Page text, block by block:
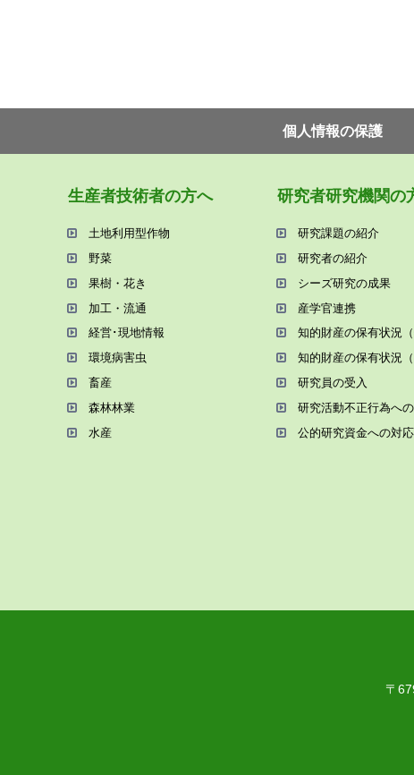
個⼈情報の保護
⽣産者技術者の⽅へ
⼟地利⽤型作物
野菜
果樹・花き
加⼯・流通
経営･現地情報
環境病害⾍
畜産
森林林業
⽔産
研究者研究機関の
研究課題の紹介
研究者の紹介
シーズ研究の成果
産学官連携
知的財産の保有状況（
知的財産の保有状況（
研究員の受⼊
研究活動不正⾏為へ
公的研究資金への対応
〒